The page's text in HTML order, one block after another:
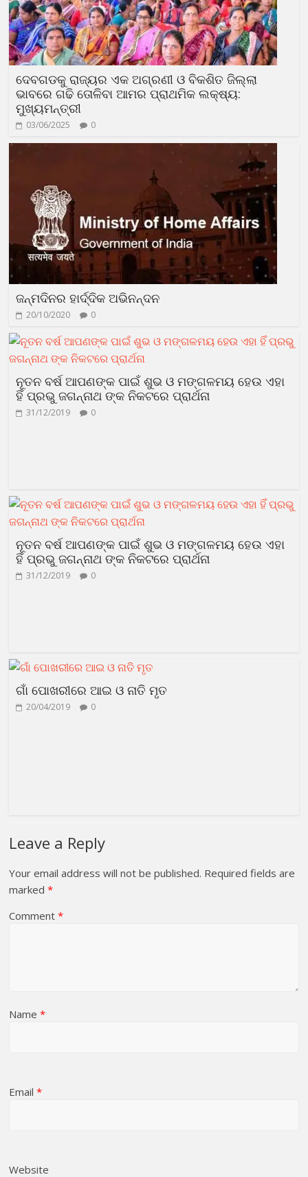
ଦେବଗଡକୁ ରାଜ୍ୟର ଏକ ଅଗ୍ରଣୀ ଓ ବିକଶିତ ଜିଲ୍ଲା
ଭାବରେ ଗଢି ତୋଳିବା ଆମର ପ୍ରାଥମିକ ଲକ୍ଷ୍ୟ:
ମୁଖ୍ୟମନ୍ତ୍ରୀ
03/06/2025 0
ଜନ୍ମଦିନର ହାର୍ଦ୍ଦିକ ଅଭିନନ୍ଦନ
20/10/2020 0
ନୂତନ ବର୍ଷ ଆପଣଙ୍କ ପାଇଁ ଶୁଭ ଓ ମଙ୍ଗଳମୟ ହେଉ ଏହା
ହିଁ ପ୍ରଭୁ ଜଗନ୍ନାଥ ଙ୍କ ନିକଟରେ ପ୍ରାର୍ଥନା
31/12/2019 0
ନୂତନ ବର୍ଷ ଆପଣଙ୍କ ପାଇଁ ଶୁଭ ଓ ମଙ୍ଗଳମୟ ହେଉ ଏହା
ହିଁ ପ୍ରଭୁ ଜଗନ୍ନାଥ ଙ୍କ ନିକଟରେ ପ୍ରାର୍ଥନା
31/12/2019 0
ଗାଁ ପୋଖରୀରେ ଆଇ ଓ ନାତି ମୃତ
20/04/2019 0
Leave a Reply
Your email address will not be published. Required fields are
marked*
Comment*
Name*
Email*
Website